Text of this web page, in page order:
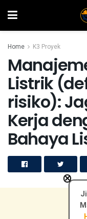
Home K3 Proyek
Listrik
risiko):
Kerja
Bahaya
×